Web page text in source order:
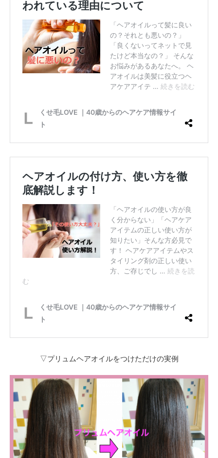
▽プリュムヘアオイルをつけただけの実例